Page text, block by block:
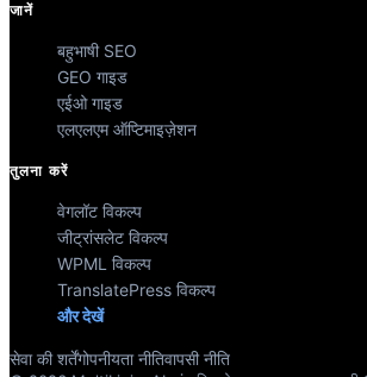
जानें
बहुभाषी SEO
GEO गाइड
एईओ गाइड
एलएलएम ऑप्टिमाइज़ेशन
तुलना करें
वेगलॉट विकल्प
जीट्रांसलेट विकल्प
WPML विकल्प
TranslatePress विकल्प
और देखें
सेवा की शर्तेंगोपनीयता नीतिवापसी नीति